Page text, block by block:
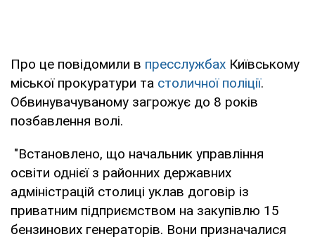
Про це повідомили в пресслужбах Київському
міської прокуратури та столичної поліції.
Обвинувачуваному загрожує до 8 років
позбавлення волі.
"Встановлено, що начальник управління
освіти однієї з районних державних
адміністрацій столиці уклав договір із
приватним підприємством на закупівлю 15
бензинових генераторів. Вони призначалися